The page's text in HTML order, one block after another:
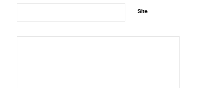
Site